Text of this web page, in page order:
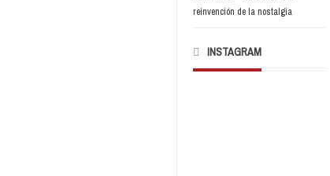
reinvención de la nostalgia
INSTAGRAM